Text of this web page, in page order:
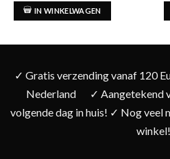
IN WINKELWAGEN
✓ Gratis verzending vanaf 120
Nederland
✓ Aangetekend
volgende dag in huis! ✓ Nog veel
winkel!